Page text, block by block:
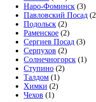
Наро-Фоминск (3)
Павловский Посад
Подольск (2)
Раменское (2)
Сергиев Посад (3)
Серпухов (2)
Солнечногорск (1)
Ступино (2)
Талдом (1)
Химки (2)
Чехов (1)